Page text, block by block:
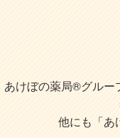
あけぼの薬局®グルー
他にも「あ